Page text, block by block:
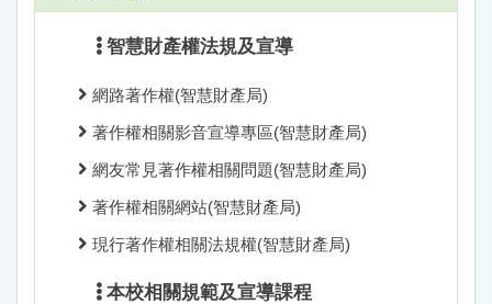
智慧財產權法規及宣導
網路著作權(智慧財產局)
著作權相關影音宣導專區(智慧財產局)
網友常見著作權相關問題(智慧財產局)
著作權相關網站(智慧財產局)
現行著作權相關法規權(智慧財產局)
本校相關規範及宣導課程